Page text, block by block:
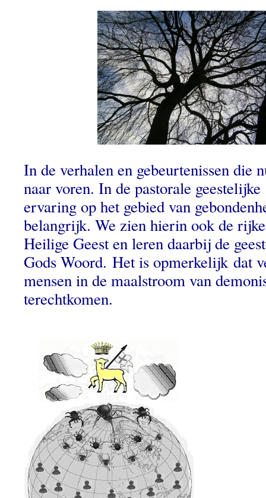
In de verhalen en gebeurtenissen die
naar voren. In de pastorale
ervaring op het gebied van
belangrijk. We zien hierin ook de
Heilige Geest en leren daarbij de
Gods Woord. Het is opmerkelijk dat
mensen in de maalstroom van
terechtkomen.